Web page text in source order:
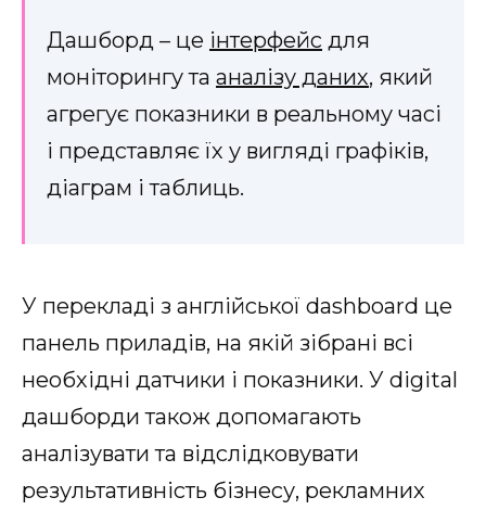
Дашборд – це інтерфейс для
моніторингу та аналізу даних, який
агрегує показники в реальному часі
і представляє їх у вигляді графіків,
діаграм і таблиць.
У перекладі з англійської dashboard це
панель приладів, на якій зібрані всі
необхідні датчики і показники. У digital
дашборди також допомагають
аналізувати та відслідковувати
результативність бізнесу, рекламних